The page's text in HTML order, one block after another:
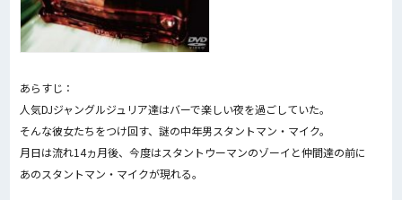
あらすじ：
人気DJジャングルジュリア達はバーで楽しい夜を過ごしていた。
そんな彼女たちをつけ回す、謎の中年男スタントマン・マイク。
月日は流れ14ヵ月後、今度はスタントウーマンのゾーイと仲間達の前に
あのスタントマン・マイクが現れる。